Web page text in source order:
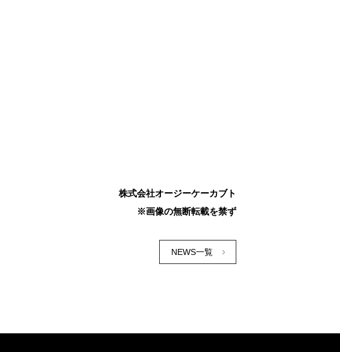
株式会社オージーケーカブト
※画像の無断転載を禁ず
NEWS一覧